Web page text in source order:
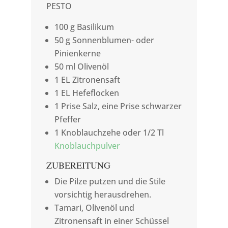
PESTO
100 g Basilikum
50 g Sonnenblumen- oder
Pinienkerne
50 ml Olivenöl
1 EL Zitronensaft
1 EL Hefeflocken
1 Prise Salz, eine Prise schwarzer
Pfeffer
1 Knoblauchzehe oder 1/2 Tl
Knoblauchpulver
ZUBEREITUNG
Die Pilze putzen und die Stile
vorsichtig herausdrehen.
Tamari, Olivenöl und
Zitronensaft in einer Schüssel